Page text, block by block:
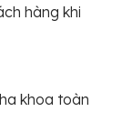
hàng khi
khoa toàn